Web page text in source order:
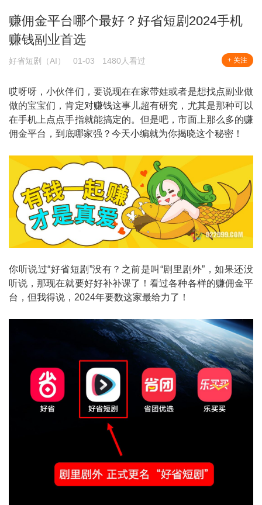
赚佣金平台哪个最好？好省短剧2024手机
赚钱副业首选
好省短剧（AI） 01-03 1480人看过 + 关注
哎呀呀，小伙伴们，要说现在在家带娃或者是想找点副业做
做的宝宝们，肯定对赚钱这事儿超有研究，尤其是那种可以
在手机上点点手指就能搞定的。但是吧，市面上那么多的赚
佣金平台，到底哪家强？今天小编就为你揭晓这个秘密！
你听说过“好省短剧”没有？之前是叫“剧里剧外”，如果还没
听说，那现在就要好好补补课了！看过各种各样的赚佣金平
台，但我得说，2024年要数这家最给力了！